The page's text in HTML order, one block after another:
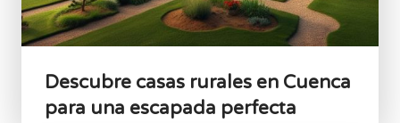
Descubre casas rurales en Cuenca
para una escapada perfecta